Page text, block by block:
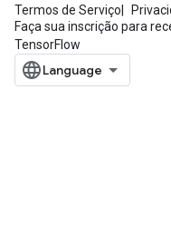
Termos de Serviço
Faça sua inscrição para
TensorFlow